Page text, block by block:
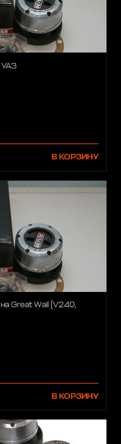
УАЗ
В КОРЗИНУ
Great Wall (V240,
В КОРЗИНУ